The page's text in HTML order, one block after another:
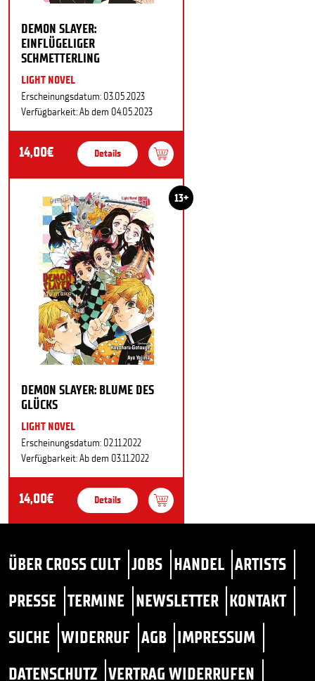
DEMON SLAYER:
EINFLÜGELIGER
SCHMETTERLING
LIGHT NOVEL
Erscheinungsdatum: 03.05.2023
Verfügbarkeit: Ab dem 04.05.2023
14,00€ Details
13+
DEMON SLAYER: BLUME DES
GLÜCKS
LIGHT NOVEL
Erscheinungsdatum: 02.11.2022
Verfügbarkeit: Ab dem 03.11.2022
14,00€ Details
ÜBER CROSS CULT JOBS HANDEL ARTISTS
PRESSE TERMINE NEWSLETTER KONTAKT
SUCHE WIDERRUF AGB IMPRESSUM
DATENSCHUTZ VERTRAG WIDERRUFEN